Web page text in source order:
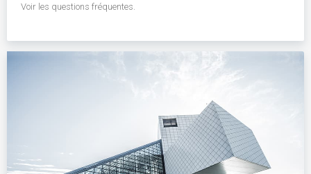
Voir les questions fréquentes.